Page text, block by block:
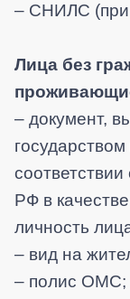
– СНИЛС (при
Лица без
– документ,
РФ в
личность
– вид на
– полис ОМС;